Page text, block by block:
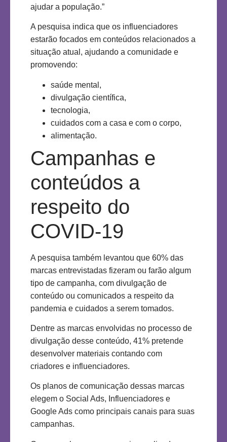
ajudar a população.”
A pesquisa indica que os influenciadores
estarão focados em conteúdos relacionados a
situação atual, ajudando a comunidade e
promovendo:
saúde mental,
divulgação científica,
tecnologia,
cuidados com a casa e com o corpo,
alimentação.
Campanhas e
conteúdos a
respeito do
COVID-19
A pesquisa também levantou que 60% das
marcas entrevistadas fizeram ou farão algum
tipo de campanha, com divulgação de
conteúdo ou comunicados a respeito da
pandemia e cuidados a serem tomados.
Dentre as marcas envolvidas no processo de
divulgação desse conteúdo, 41% pretende
desenvolver materiais contando com
criadores e influenciadores.
Os planos de comunicação dessas marcas
elegem o Social Ads, Influenciadores e
Google Ads como principais canais para suas
campanhas.